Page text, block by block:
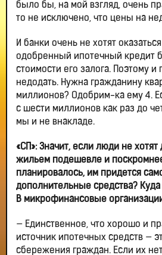
было бы, на мой взгляд, очень
то не исключено, что цены на
И банки очень не хотят
одобренный ипотечный кредит
стоимости его залога. Поэтому и
недодать. Нужна гражданину
миллионов? Одобрим-ка ему 4.
с шести миллионов как раз до
мы и не внакладе.
«СП»: Значит, если люди не хотят
жильем подешевле и
планировалось, им придется
дополнительные средства?
В микрофинансовые
— Единственное, что хорошо и
источник ипотечных средств —
сбережения граждан. Если их